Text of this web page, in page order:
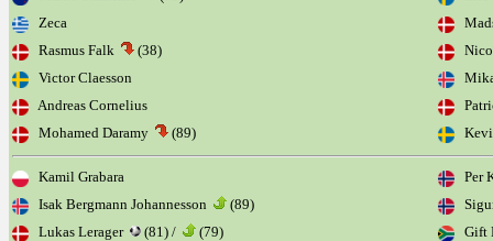
Zeca
Rasmus Falk
(38)
Victor Claesson
Andreas Cornelius
Mohamed Daramy
(89)
Kamil Grabara
Per
Isak Bergmann Johannesson
(89)
Lukas Lerager
(81) / (79)
Gift